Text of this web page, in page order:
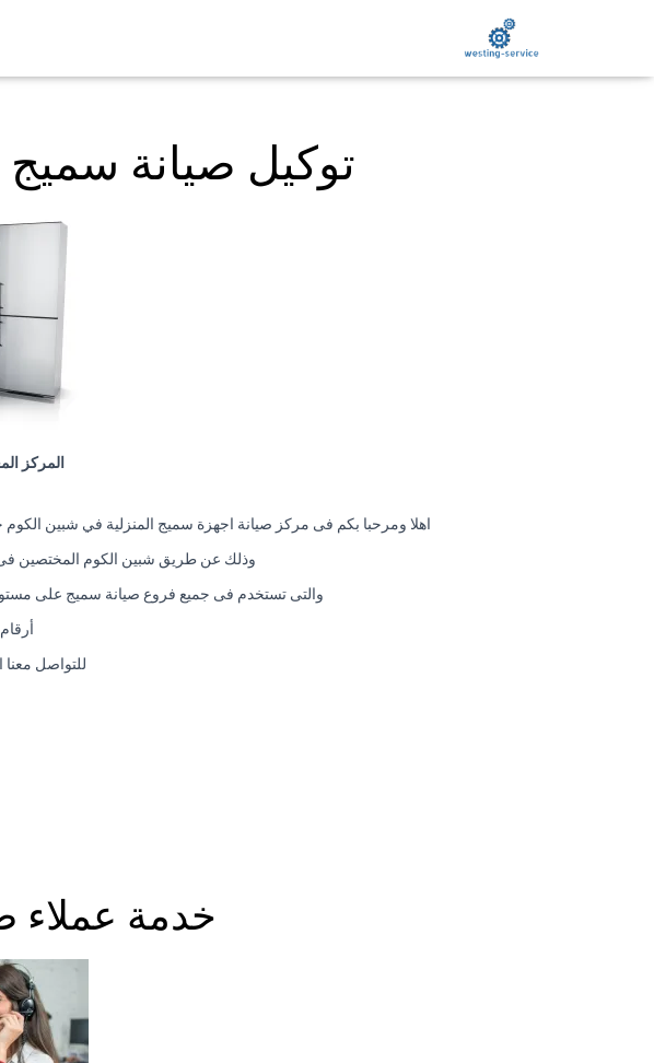
توكيل صيانة
المركز
اهلا ومرحبا بكم فى مركز صيانة اجهزة سميج المنزلية في شبين
وذلك عن طريق شبين الكوم المختصين فى
والتى تستخدم فى جميع فروع صيانة سميج على
للتواصل
خدمة عملاء